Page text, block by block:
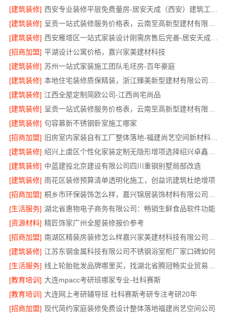
[建筑装修]
[建筑装修]
[建筑装修]
西安雁塔区一站式家装设计刚需房售后完善-居安天成（西安）建筑工程有限责任公司
[招商加盟] 平湖设计公寓价格，嘉兴家美建材科技
[建筑装修] 苏州一站式家装施工团队毛坯房-百年豪庭
[建筑装修]
[建筑装修] 江西全屋定制简欧公司-江西尚宅尚品
[建筑装修]
[建筑装修] 句容慕新不锈钢卧室施工哪家
[招商加盟]
旧房室内家装自有工厂整体落地-福建尚艺空间新材料科技有限公司
[建筑装修]
[建筑装修] 中蓝建投北京建设有限公司四川重钢别墅局部改造
[建筑装修] 雨花区装修预算清单透明化施工，创益讯建筑杜绝增项
[招商加盟]
[生活服务] 湖北省惠物电子商务有限公司：畅销生鲜食品软件功能
[资源材料] 精匠饰家广州全屋装修报价参考
[招商加盟]
[建筑装修] 江苏东钢金属科技有限公司不锈钢浴室柜厂家口碑如何
[生活服务]
[教育培训] 大连mpacc考研班哪家专业-社科赛斯
[教育培训] 大连网上考研辅导班 社科赛斯考研专注考研20年
[招商加盟] 现代简约家庭装修免费设计整体落地福建尚艺空间公司